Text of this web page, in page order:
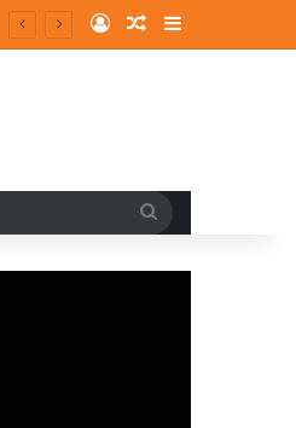
Log InRandom Article
Sidebar